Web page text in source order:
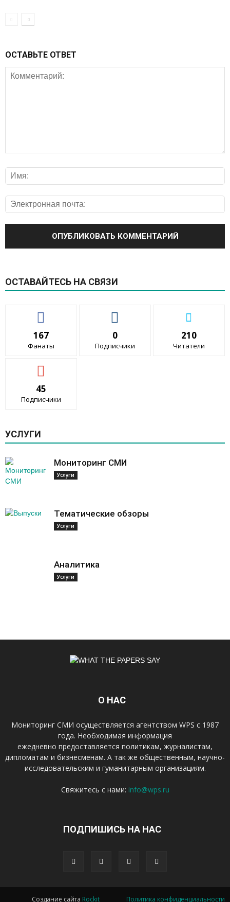
ОСТАВЬТЕ ОТВЕТ
ОСТАВАЙТЕСЬ НА СВЯЗИ
167
Фанаты
0
Подписчики
210
Читатели
45
Подписчики
УСЛУГИ
Мониторинг СМИ
Услуги
Тематические обзоры
Услуги
Аналитика
Услуги
О НАС
Мониторинг СМИ осуществляется агентством WPS с 1987
года. Необходимая информация
ежедневно предоставляется политикам, журналистам,
дипломатам и бизнесменам. А так же общественным, научно-
исследовательским и гуманитарным организациям.
Свяжитесь с нами: info@wps.ru
ПОДПИШИСЬ НА НАС
Создание сайта Rockit Политика конфиденциальности